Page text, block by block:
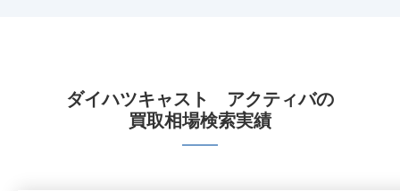
ダイハツキャスト アクティバの
買取相場検索実績